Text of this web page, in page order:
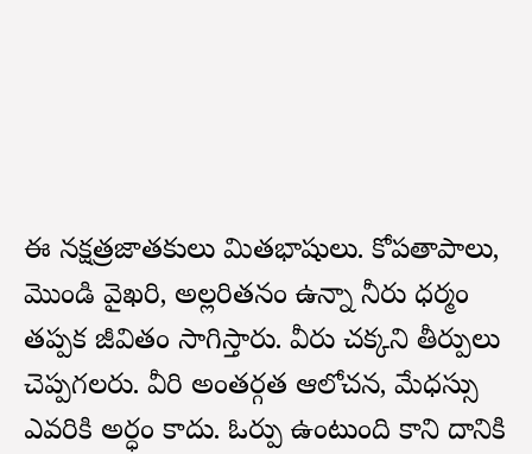
ఈ నక్షత్రజాతకులు మితభాషులు. కోపతాపాలు,
మొండి వైఖరి, అల్లరితనం ఉన్నా నీరు ధర్మం
తప్పక జీవితం సాగిస్తారు. వీరు చక్కని తీర్పులు
చెప్పగలరు. వీరి అంతర్గత ఆలోచన, మేధస్సు
ఎవరికి అర్ధం కాదు. ఓర్పు ఉంటుంది కాని దానికి